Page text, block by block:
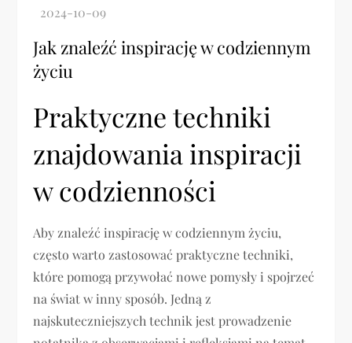
Jak znaleźć inspirację w codziennym
życiu
Praktyczne techniki
znajdowania inspiracji
w codzienności
Aby znaleźć inspirację w codziennym życiu,
często warto zastosować praktyczne techniki,
które pomogą przywołać nowe pomysły i spojrzeć
na świat w inny sposób. Jedną z
najskuteczniejszych technik jest prowadzenie